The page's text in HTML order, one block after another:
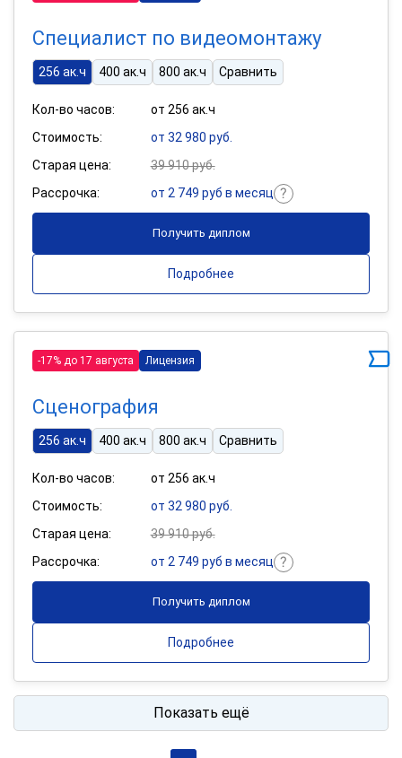
Специалист по видеомонтажу
256 ак.ч 400 ак.ч 800 ак.ч Сравнить
Кол-во часов:
от 256 ак.ч
Стоимость:
от 32 980 руб.
Старая цена:
39 910 руб.
Рассрочка:
от 2 749 руб в месяц
Получить диплом
Подробнее
-17% до 17 августа Лицензия
Сценография
256 ак.ч 400 ак.ч 800 ак.ч Сравнить
Кол-во часов:
от 256 ак.ч
Стоимость:
от 32 980 руб.
Старая цена:
39 910 руб.
Рассрочка:
от 2 749 руб в месяц
Получить диплом
Подробнее
Показать ещё